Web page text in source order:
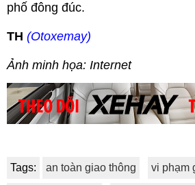
phố đông đúc.
TH (Otoxemay)
Ảnh minh họa: Internet
Tags: an toàn giao thông vi phạm